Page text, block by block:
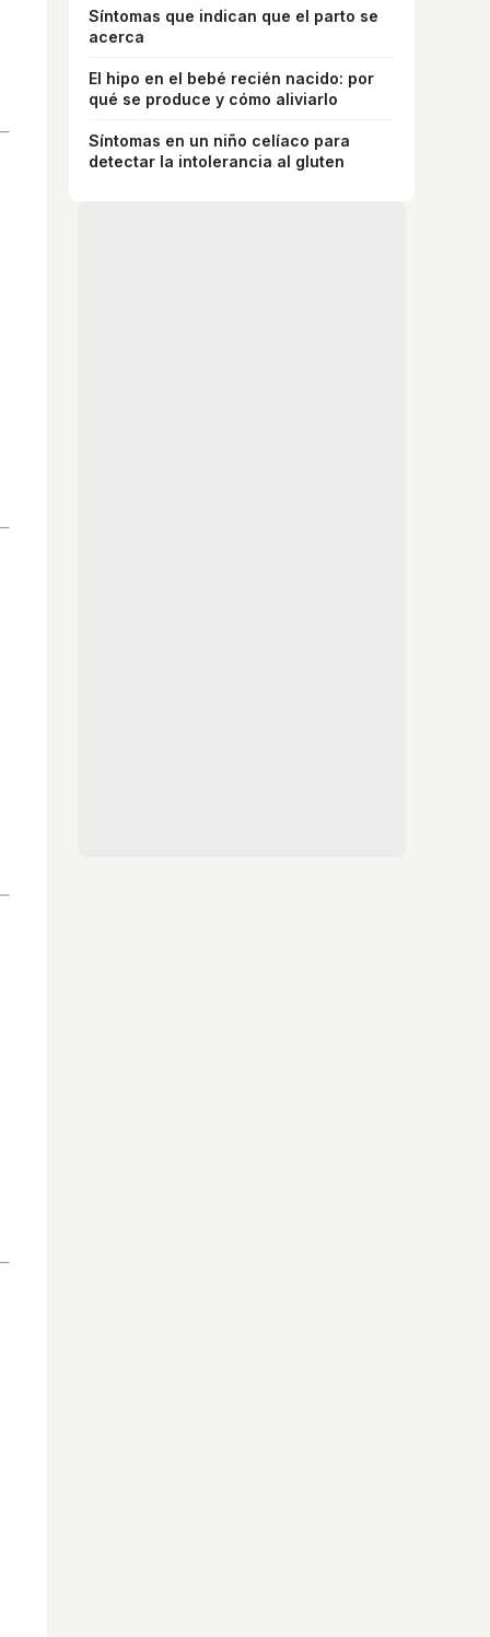
Síntomas que indican que el parto se
acerca
El hipo en el bebé recién nacido: por
qué se produce y cómo aliviarlo
Síntomas en un niño celíaco para
detectar la intolerancia al gluten